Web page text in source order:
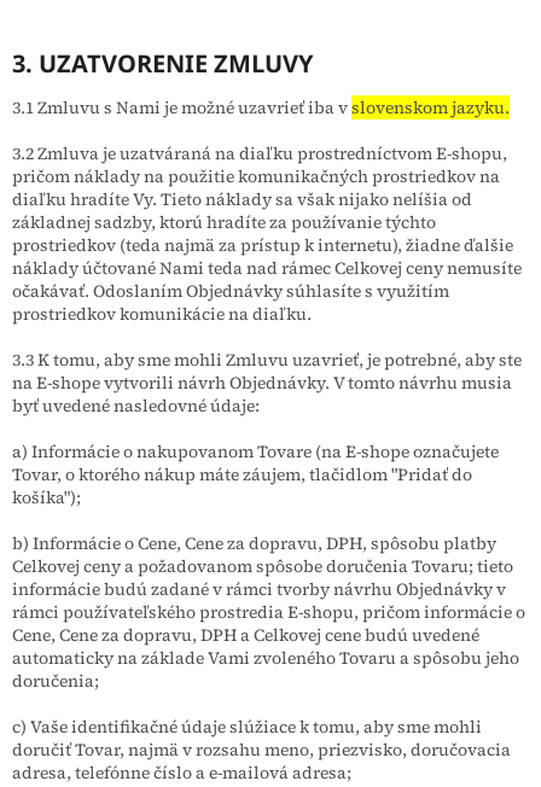
3. UZATVORENIE ZMLUVY
3.1 Zmluvu s Nami je možné uzavrieť iba vslovenskom jazyku.
3.2 Zmluva je uzatváraná na diaľku prostredníctvom E-shopu,
pričom náklady na použitie komunikačných prostriedkov na
diaľku hradíte Vy. Tieto náklady sa však nijako nelíšia od
základnej sadzby, ktorú hradíte za používanie týchto
prostriedkov (teda najmä za prístup k internetu), žiadne ďalšie
náklady účtované Nami teda nad rámec Celkovej ceny nemusíte
očakávať. Odoslaním Objednávky súhlasíte s využitím
prostriedkov komunikácie na diaľku.
3.3 K tomu, aby sme mohli Zmluvu uzavrieť, je potrebné, aby ste
na E-shope vytvorili návrh Objednávky. V tomto návrhu musia
byť uvedené nasledovné údaje:
a) Informácie o nakupovanom Tovare (na E-shope označujete
Tovar, o ktorého nákup máte záujem, tlačidlom "Pridať do
košíka");
b) Informácie o Cene, Cene za dopravu, DPH, spôsobu platby
Celkovej ceny a požadovanom spôsobe doručenia Tovaru; tieto
informácie budú zadané v rámci tvorby návrhu Objednávky v
rámci používateľského prostredia E-shopu, pričom informácie o
Cene, Cene za dopravu, DPH a Celkovej cene budú uvedené
automaticky na základe Vami zvoleného Tovaru a spôsobu jeho
doručenia;
c) Vaše identifikačné údaje slúžiace k tomu, aby sme mohli
doručiť Tovar, najmä v rozsahu meno, priezvisko, doručovacia
adresa, telefónne číslo a e-mailová adresa;